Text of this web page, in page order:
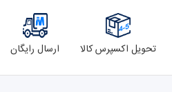
تحویل اکسپرس کالا ارسال رایگان